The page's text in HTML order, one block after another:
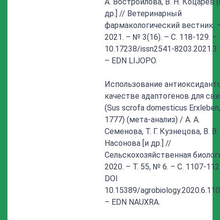
др.] // Ветеринарный
фармакологический вестник.
2021. – № 3(16). – С. 118-129. –
10.17238/issn2541-
– EDN LIJOPO.
Использование
качестве адаптогенов для
(Sus scrofa domesticus Erxleben,
1777) (мета-анализ) / А. А.
Семенова, Т. Г. Кузнецова, В. В.
Насонова [и др.] //
Сельскохозяйственная
2020. – Т. 55, № 6. – С. 1107-
DOI
10.15389/
– EDN NAUXRA.